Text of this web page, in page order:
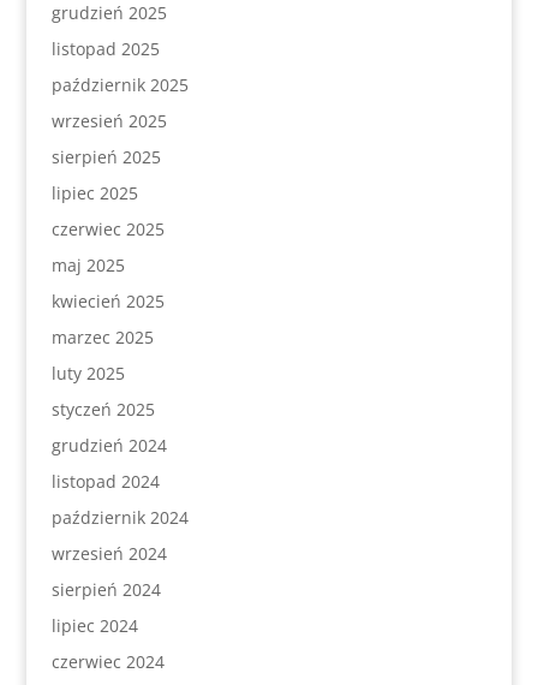
grudzień 2025
listopad 2025
październik 2025
wrzesień 2025
sierpień 2025
lipiec 2025
czerwiec 2025
maj 2025
kwiecień 2025
marzec 2025
luty 2025
styczeń 2025
grudzień 2024
listopad 2024
październik 2024
wrzesień 2024
sierpień 2024
lipiec 2024
czerwiec 2024